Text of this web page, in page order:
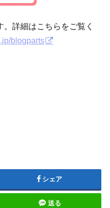
詳細はこちらをご覧く
blogparts
シェア
送る